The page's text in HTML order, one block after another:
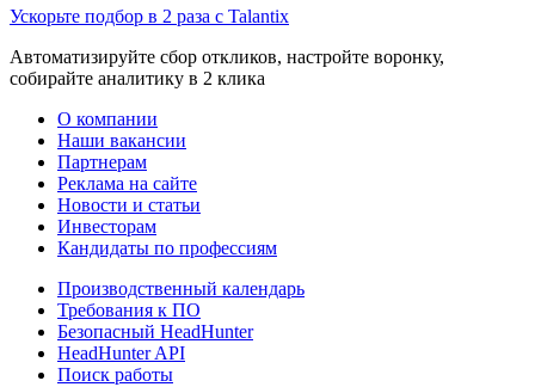
Ускорьте подбор в 2 раза с Talantix
Автоматизируйте сбор откликов, настройте воронку,
собирайте аналитику в 2 клика
О компании
Наши вакансии
Партнерам
Реклама на сайте
Новости и статьи
Инвесторам
Кандидаты по профессиям
Производственный календарь
Требования к ПО
Безопасный HeadHunter
HeadHunter API
Поиск работы